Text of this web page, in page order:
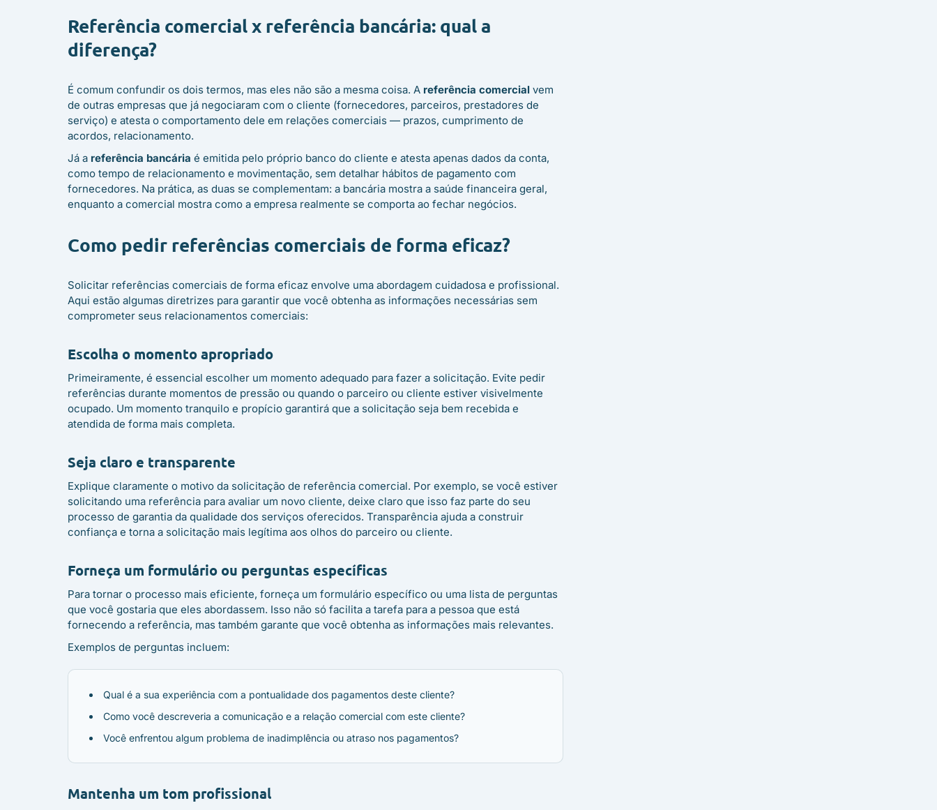
Referência comercial x referência bancária: qual a
diferença?
É comum confundir os dois termos, mas eles não são a mesma coisa. A referência comercial vem
de outras empresas que já negociaram com o cliente (fornecedores, parceiros, prestadores de
serviço) e atesta o comportamento dele em relações comerciais — prazos, cumprimento de
acordos, relacionamento.
Já a referência bancária é emitida pelo próprio banco do cliente e atesta apenas dados da conta,
como tempo de relacionamento e movimentação, sem detalhar hábitos de pagamento com
fornecedores. Na prática, as duas se complementam: a bancária mostra a saúde financeira geral,
enquanto a comercial mostra como a empresa realmente se comporta ao fechar negócios.
Como pedir referências comerciais de forma eficaz?
Solicitar referências comerciais de forma eficaz envolve uma abordagem cuidadosa e profissional.
Aqui estão algumas diretrizes para garantir que você obtenha as informações necessárias sem
comprometer seus relacionamentos comerciais:
Escolha o momento apropriado
Primeiramente, é essencial escolher um momento adequado para fazer a solicitação. Evite pedir
referências durante momentos de pressão ou quando o parceiro ou cliente estiver visivelmente
ocupado. Um momento tranquilo e propício garantirá que a solicitação seja bem recebida e
atendida de forma mais completa.
Seja claro e transparente
Explique claramente o motivo da solicitação de referência comercial. Por exemplo, se você estiver
solicitando uma referência para avaliar um novo cliente, deixe claro que isso faz parte do seu
processo de garantia da qualidade dos serviços oferecidos. Transparência ajuda a construir
confiança e torna a solicitação mais legítima aos olhos do parceiro ou cliente.
Forneça um formulário ou perguntas específicas
Para tornar o processo mais eficiente, forneça um formulário específico ou uma lista de perguntas
que você gostaria que eles abordassem. Isso não só facilita a tarefa para a pessoa que está
fornecendo a referência, mas também garante que você obtenha as informações mais relevantes.
Exemplos de perguntas incluem:
Qual é a sua experiência com a pontualidade dos pagamentos deste cliente?
Como você descreveria a comunicação e a relação comercial com este cliente?
Você enfrentou algum problema de inadimplência ou atraso nos pagamentos?
Mantenha um tom profissional